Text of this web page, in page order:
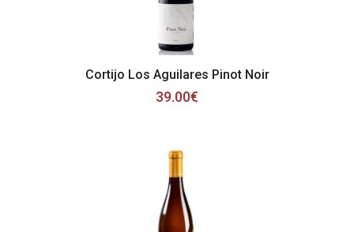
Cortijo Los Aguilares Pinot Noir
39.00€